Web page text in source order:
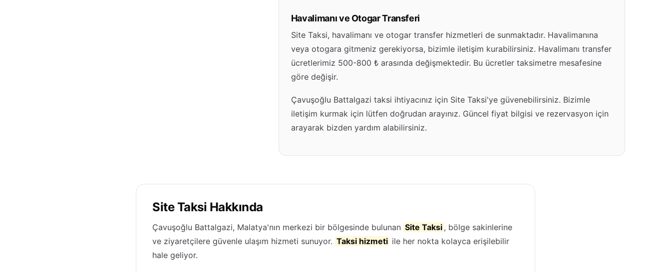
Havalimanı ve Otogar Transferi
Site Taksi, havalimanı ve otogar transfer hizmetleri de sunmaktadır. Havalimanına
veya otogara gitmeniz gerekiyorsa, bizimle iletişim kurabilirsiniz. Havalimanı transfer
ücretlerimiz 500-800 ₺ arasında değişmektedir. Bu ücretler taksimetre mesafesine
göre değişir.
Çavuşoğlu Battalgazi taksi ihtiyacınız için Site Taksi'ye güvenebilirsiniz. Bizimle
iletişim kurmak için lütfen doğrudan arayınız. Güncel fiyat bilgisi ve rezervasyon için
arayarak bizden yardım alabilirsiniz.
Site Taksi Hakkında
Çavuşoğlu Battalgazi, Malatya'nın merkezi bir bölgesinde bulunan Site Taksi , bölge sakinlerine
ve ziyaretçilere güvenle ulaşım hizmeti sunuyor. Taksi hizmeti ile her nokta kolayca erişilebilir
hale geliyor.